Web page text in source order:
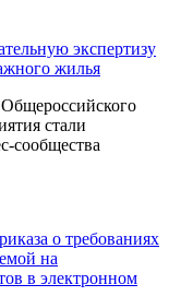
экспертизу
жилья
стали
сообщества
о требованиях
на
в электронном